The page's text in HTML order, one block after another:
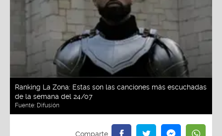
Ranking La Zona: Estas son las canciones más escuchadas
de la semana del 24/07
Fuente: Difusión